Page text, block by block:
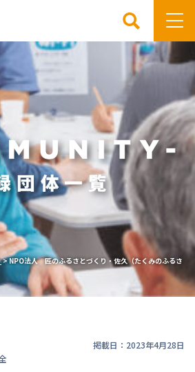
検索
>NPO法人 匠のふるさとづくり・佐久（たくみのふるさ
掲載日：2023年4月28日